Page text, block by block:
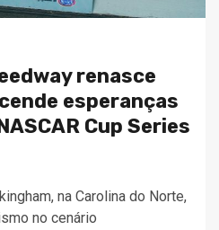
renasce
esperanças
Cup Series
na Carolina do Norte,
no cenário